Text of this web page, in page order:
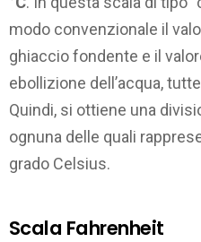
modo convenzionale il
ghiaccio fondente e il
ebollizione dell’acqua,
Quindi, si ottiene una
ognuna delle quali
grado Celsius.
Scala Fahrenheit